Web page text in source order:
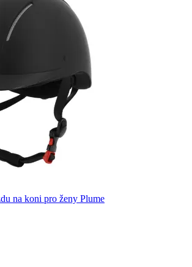
na koni pro ženy Plume